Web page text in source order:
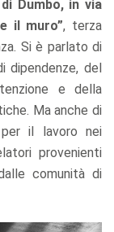
Dumbo, in via
il muro”, terza
Si è parlato di
dipendenze, del
e della
Ma anche di
il lavoro nei
provenienti
comunità di